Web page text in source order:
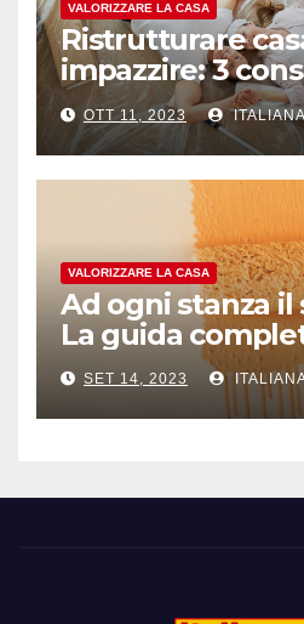
VALORIZZARE LA CASA
Ristrutturare
impazzire: 3
antistress
OTT 11, 2023
VALORIZZARE LA CASA
Ad ogni stanza il
La guida
SET 14, 2023